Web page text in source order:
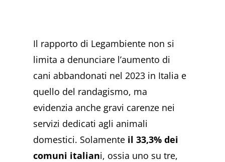
Il rapporto di Legambiente non si
limita a denunciare l’aumento di
cani abbandonati nel 2023 in Italia e
quello del randagismo, ma
evidenzia anche gravi carenze nei
servizi dedicati agli animali
domestici. Solamente il 33,3% dei
comuni italiani, ossia uno su tre,